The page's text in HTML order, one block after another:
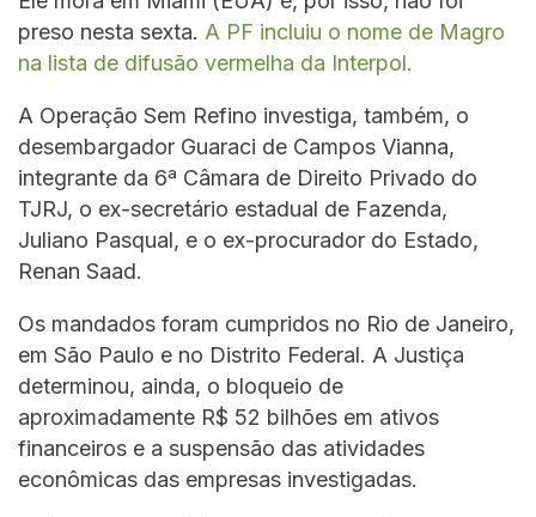
preso nesta sexta. A PF incluiu o nome de Magro
na lista de difusão vermelha da Interpol.
A Operação Sem Refino investiga, também, o
desembargador Guaraci de Campos Vianna,
integrante da 6ª Câmara de Direito Privado do
TJRJ, o ex-secretário estadual de Fazenda,
Juliano Pasqual, e o ex-procurador do Estado,
Renan Saad.
Os mandados foram cumpridos no Rio de Janeiro,
em São Paulo e no Distrito Federal. A Justiça
determinou, ainda, o bloqueio de
aproximadamente R$ 52 bilhões em ativos
financeiros e a suspensão das atividades
econômicas das empresas investigadas.